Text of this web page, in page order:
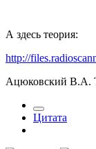
А здесь теория:
http://
Ацюковский В.А.
Цитата